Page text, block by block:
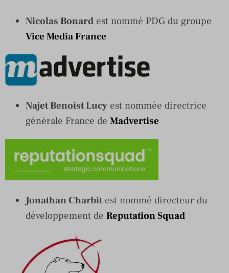
Nicolas Bonard est nommé PDG du groupe
Vice Media France
Najet Benoist Lucy est nommée directrice
générale France de Madvertise
Jonathan Charbitest nommé directeur du
développement de Reputation Squad